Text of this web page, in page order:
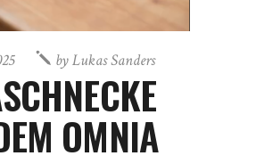
byLukas Sanders
OMNIA